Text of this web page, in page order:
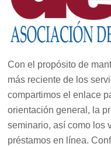
Con el propósito de
más reciente de los
compartimos el enlace
orientación general, la
seminario, así como los
préstamos en línea.